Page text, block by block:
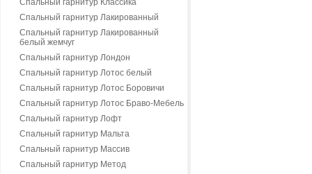
Спальный гарнитур Классика
Спальный гарнитур Лакированный
Спальный гарнитур Лакированный
белый жемчуг
Спальный гарнитур Лондон
Спальный гарнитур Лотос белый
Спальный гарнитур Лотос Боровичи
Спальный гарнитур Лотос Браво-Мебель
Спальный гарнитур Лофт
Спальный гарнитур Мальта
Спальный гарнитур Массив
Спальный гарнитур Метод